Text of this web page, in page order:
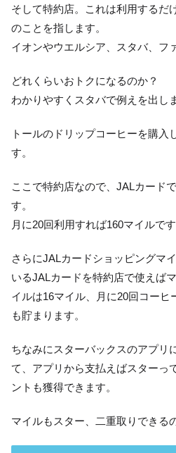
そして特約店。これは利用するだ
のことを指します。
イオンやウエルシア、スタバ、フ
どれくらいおトクになるのか？
わかりやすくスタバで例えを出し
トールのドリップコーヒーを購入
す。
ここで特約店なので、JALカード
す。
月に20回利用すれば160マイルです
さらにJALカードショッピングマ
いるJALカードを特約店で使えば
イルは16マイル、月に20回コーヒ
も貯まります。
ちなみにスターバックスのアプリ
て、アプリから支払えばスターっ
ントも獲得できます。
マイルもスター、二重取りできる